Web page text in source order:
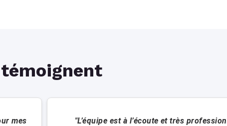
mes
"L’équipe est à l’écoute et très